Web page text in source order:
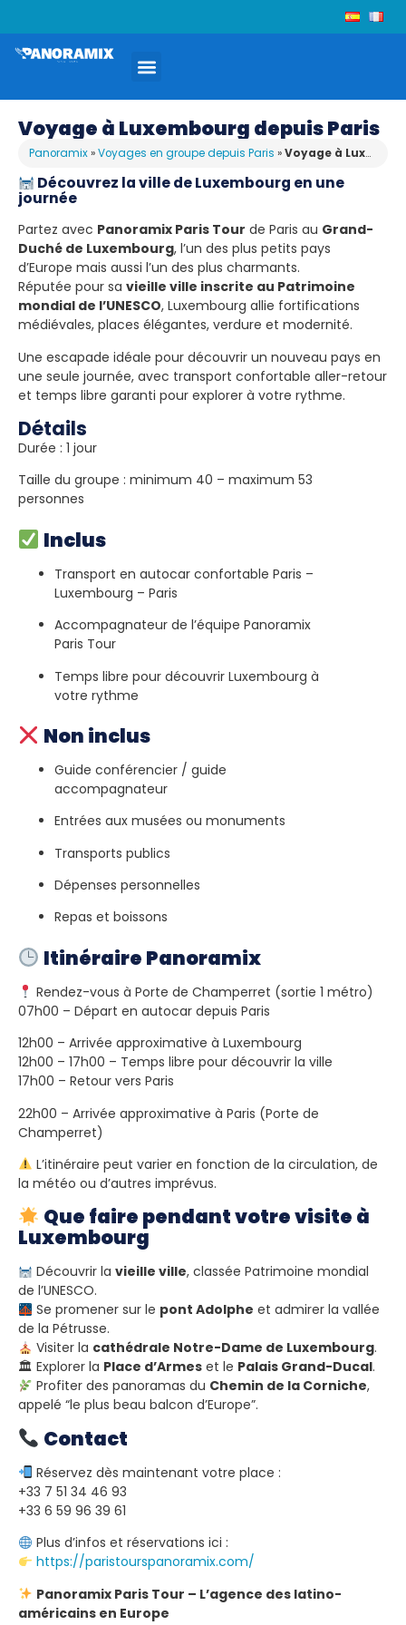
Voyage à Luxembourg depuis Paris
Panoramix»Voyages en groupe depuis Paris »Voyage à Luxembourg depuis Paris
Découvrez la ville de Luxembourg en une
journée
Partez avec Panoramix Paris Tour de Paris au Grand-
Duché de Luxembourg, l’un des plus petits pays
d’Europe mais aussi l’un des plus charmants.
Réputée pour sa vieille ville inscrite au Patrimoine
mondial de l’UNESCO, Luxembourg allie fortifications
médiévales, places élégantes, verdure et modernité.
Une escapade idéale pour découvrir un nouveau pays en
une seule journée, avec transport confortable aller-retour
et temps libre garanti pour explorer à votre rythme.
Détails
Durée : 1 jour
Taille du groupe : minimum 40 – maximum 53
personnes
Inclus
Transport en autocar confortable Paris –
Luxembourg – Paris
Accompagnateur de l’équipe Panoramix
Paris Tour
Temps libre pour découvrir Luxembourg à
votre rythme
Non inclus
Guide conférencier / guide
accompagnateur
Entrées aux musées ou monuments
Transports publics
Dépenses personnelles
Repas et boissons
Itinéraire Panoramix
Rendez-vous à Porte de Champerret (sortie 1 métro)
07h00 – Départ en autocar depuis Paris
12h00 – Arrivée approximative à Luxembourg
12h00 – 17h00 – Temps libre pour découvrir la ville
17h00 – Retour vers Paris
22h00 – Arrivée approximative à Paris (Porte de
Champerret)
L’itinéraire peut varier en fonction de la circulation, de
la météo ou d’autres imprévus.
Que faire pendant votre visite à
Luxembourg
Découvrir la vieille ville, classée Patrimoine mondial
de l’UNESCO.
Se promener sur le pont Adolphe et admirer la vallée
de la Pétrusse.
Visiter la cathédrale Notre-Dame de Luxembourg.
🏛 Explorer la Place d’Armes et le Palais Grand-Ducal.
Profiter des panoramas du Chemin de la Corniche,
appelé “le plus beau balcon d’Europe”.
Contact
Réservez dès maintenant votre place :
+33 7 51 34 46 93
+33 6 59 96 39 61
Plus d’infos et réservations ici :
https://paristourspanoramix.com/
Panoramix Paris Tour – L’agence des latino-
américains en Europe